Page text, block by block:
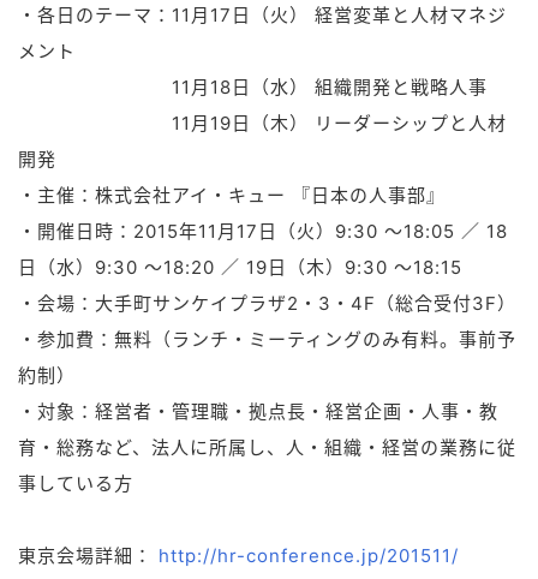
・各日のテーマ：11月17日（火） 経営変革と人材マネジ
メント
11月18日（水） 組織開発と戦略人事
11月19日（木） リーダーシップと人材
開発
・主催：株式会社アイ・キュー 『日本の人事部』
・開催日時：2015年11月17日（火）9:30 ～18:05 ／ 18
日（水）9:30 ～18:20 ／ 19日（木）9:30 ～18:15
・会場：大手町サンケイプラザ2・3・4F（総合受付3F）
・参加費：無料（ランチ・ミーティングのみ有料。事前予
約制）
・対象：経営者・管理職・拠点長・経営企画・人事・教
育・総務など、法人に所属し、人・組織・経営の業務に従
事している方
東京会場詳細： http://hr-conference.jp/201511/